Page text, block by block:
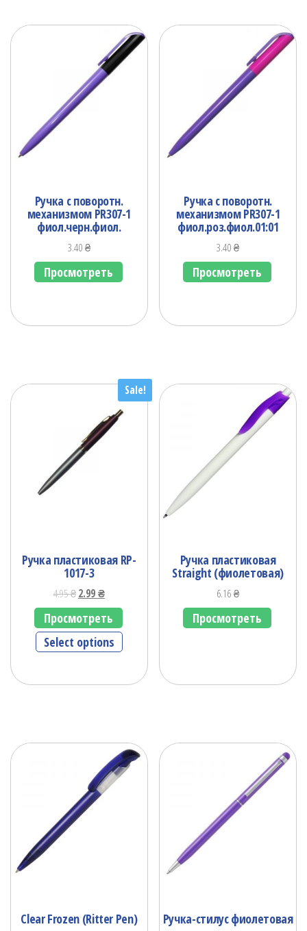
Ручка с поворотн.
механизмом PR307-1
фиол.черн.фиол.
3.40₴
Просмотреть
Ручка с поворотн.
механизмом PR307-1
фиол.роз.фиол.01:01
3.40₴
Просмотреть
Sale!
Ручка пластиковая RP-
1017-3
4.95₴2.99₴
Просмотреть
Select options
Ручка пластиковая
Straight (фиолетовая)
6.16₴
Просмотреть
Clear Frozen (Ritter Pen) Ручка-стилус фиолетовая